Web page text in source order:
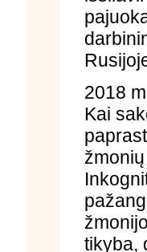
2018
Kai
tikyba,